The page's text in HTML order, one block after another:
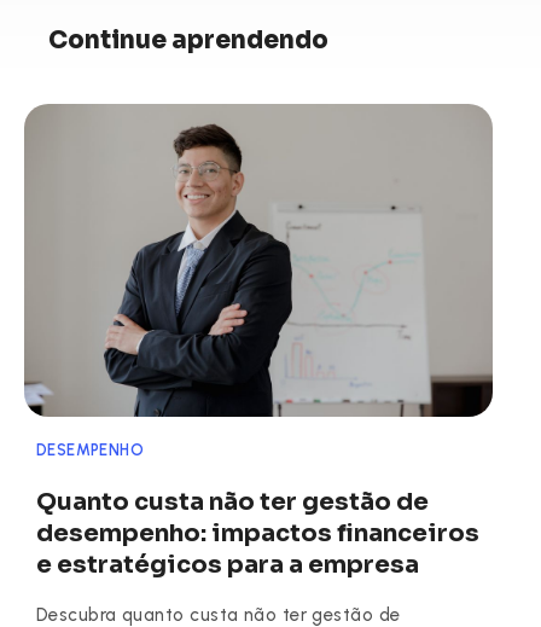
Continue aprendendo
DESEMPENHO
Quanto custa não ter gestão de
desempenho: impactos financeiros
e estratégicos para a empresa
Descubra quanto custa não ter gestão de